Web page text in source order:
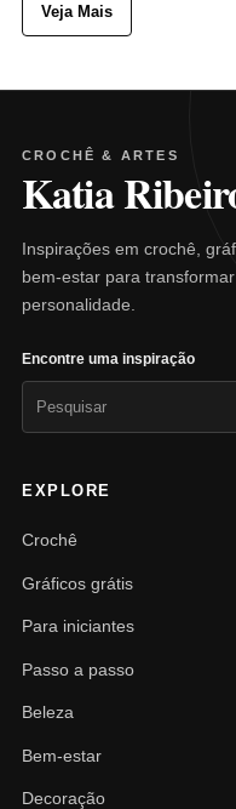
Veja Mais
CROCHÊ & ARTES
Katia
Inspirações em crochê,
bem-estar para
personalidade.
Encontre uma inspiração
EXPLORE
Crochê
Gráficos grátis
Para iniciantes
Passo a passo
Beleza
Bem-estar
Decoração